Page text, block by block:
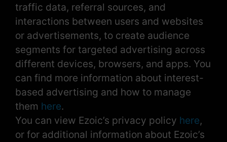
traffic data, referral sources, and
interactions between users and websites
or advertisements, to create audience
segments for targeted advertising across
different devices, browsers, and apps. You
can find more information about interest-
based advertising and how to manage
them here.
You can view Ezoic’s privacy policy here,
or for additional information about Ezoic’s